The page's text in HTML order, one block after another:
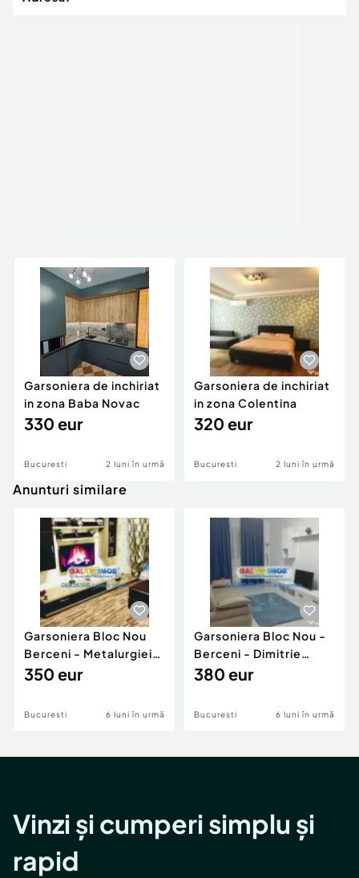
Garsoniera de inchiriat
in zona Baba Novac
330 eur
Bucuresti 2 luni în urmă
Garsoniera de inchiriat
in zona Colentina
320 eur
Bucuresti 2 luni în urmă
Anunturi similare
Garsoniera Bloc Nou
Berceni - Metalurgiei
Park - Postalionul
350 eur
Bucuresti 6 luni în urmă
Garsoniera Bloc Nou -
Berceni - Dimitrie
Leonida
380 eur
Bucuresti 6 luni în urmă
Vinzi și cumperi simplu și
rapid